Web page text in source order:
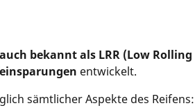
bekannt als LRR (Low Rolling
entwickelt.
sämtlicher Aspekte des Reifens: